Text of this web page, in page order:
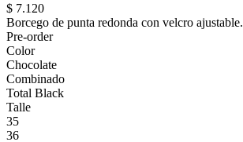
$ 7.120
Borcego de punta redonda con velcro ajustable.
Pre-order
Color
Chocolate
Combinado
Total Black
Talle
35
36